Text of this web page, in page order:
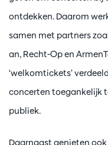
ontdekken. Daarom
samen met partners
an, Recht-Op en
‘welkomtickets’
concerten toegankelijk
publiek.
Daarnaast genieten